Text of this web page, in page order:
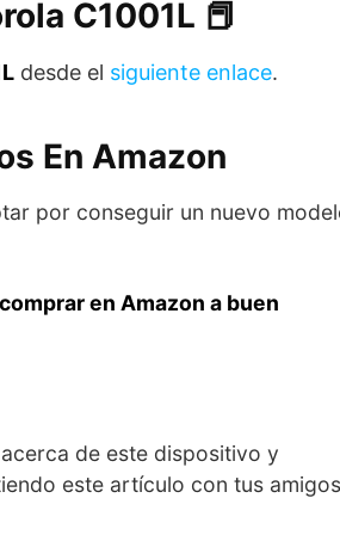
C1001L 📕
desde el siguiente enlace.
En Amazon
por conseguir un nuevo
en Amazon a buen
de este dispositivo y
este artículo con tus amigos